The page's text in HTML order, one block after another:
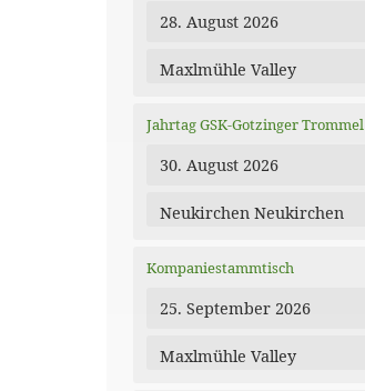
28. August 2026
Maxlmühle Valley
Jahrtag GSK-Gotzinger Trommel
30. August 2026
Neukirchen Neukirchen
Kompaniestammtisch
25. September 2026
Maxlmühle Valley